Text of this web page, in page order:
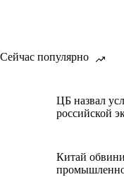
Сейчас популярно
ЦБ назвал
российской
Китай